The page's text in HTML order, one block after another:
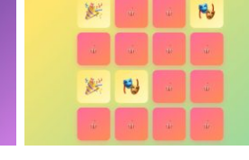
Memory de Carnaval